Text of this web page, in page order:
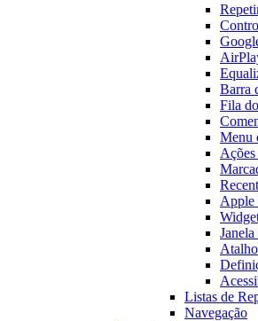
Barra
Fila
Menu
Apple
Listas de
Navegação